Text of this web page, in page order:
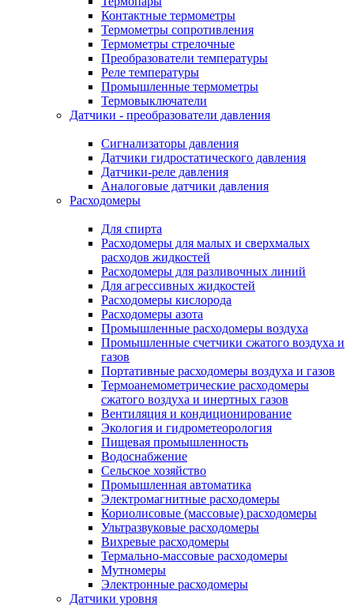
Контактные термометры
Термометры сопротивления
Термометры стрелочные
Преобразователи температуры
Реле температуры
Промышленные термометры
Термовыключатели
Датчики - преобразователи давления
Сигнализаторы давления
Датчики гидростатического давления
Датчики-реле давления
Аналоговые датчики давления
Расходомеры
Для спирта
Расходомеры для малых и сверхмалых
расходов жидкостей
Расходомеры для разливочных линий
Для агрессивных жидкостей
Расходомеры кислорода
Расходомеры азота
Промышленные расходомеры воздуха
Промышленные счетчики сжатого воздуха и
газов
Портативные расходомеры воздуха и газов
Термоанемометрические расходомеры
сжатого воздуха и инертных газов
Вентиляция и кондиционирование
Экология и гидрометеорология
Пищевая промышленность
Водоснабжение
Сельское хозяйство
Промышленная автоматика
Электромагнитные расходомеры
Кориолисовые (массовые) расходомеры
Ультразвуковые расходомеры
Вихревые расходомеры
Термально-массовые расходомеры
Мутномеры
Электронные расходомеры
Датчики уровня